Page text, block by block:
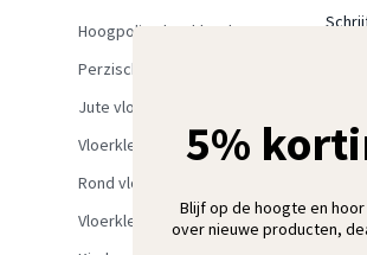
Hoogpolig vloerkleed
Perzisch tapijt
Jute vloerkleed
Vloerkleed groen
Rond vloerkleed
Vloerkleden outlet
5%
Blijf op de hoogte en
over nieuwe producten,